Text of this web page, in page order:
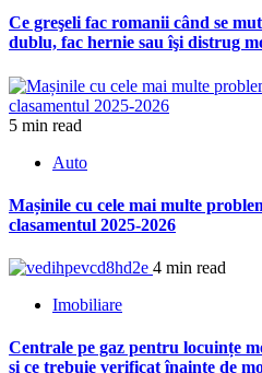
Ce greşeli fac romanii când se
dublu, fac hernie sau îşi distrug
5 min read
Auto
Mașinile cu cele mai multe
clasamentul 2025-2026
4 min read
Imobiliare
Centrale pe gaz pentru locuințe
și ce trebuie verificat înainte de